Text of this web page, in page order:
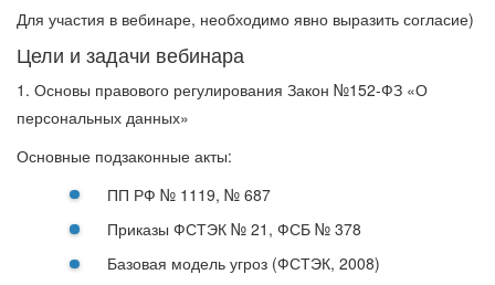
Для участия в вебинаре, необходимо явно выразить согласие)
Цели и задачи вебинара
1. Основы правового регулирования Закон №152-ФЗ «О
персональных данных»
Основные подзаконные акты:
ПП РФ № 1119, № 687
Приказы ФСТЭК № 21, ФСБ № 378
Базовая модель угроз (ФСТЭК, 2008)